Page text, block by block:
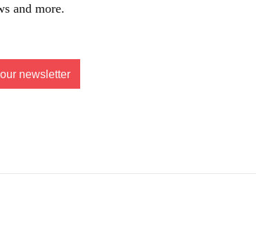
and more.
newsletter